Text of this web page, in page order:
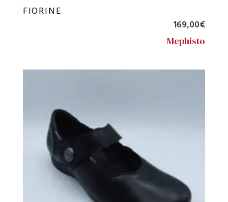
FIORINE
169,00€
Mephisto